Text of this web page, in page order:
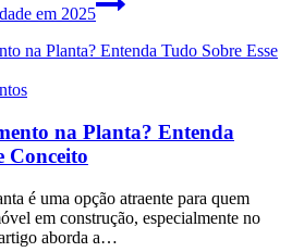
em 2025
na Planta? Entenda
Conceito
é uma opção atraente para quem
em construção, especialmente no
aborda a…